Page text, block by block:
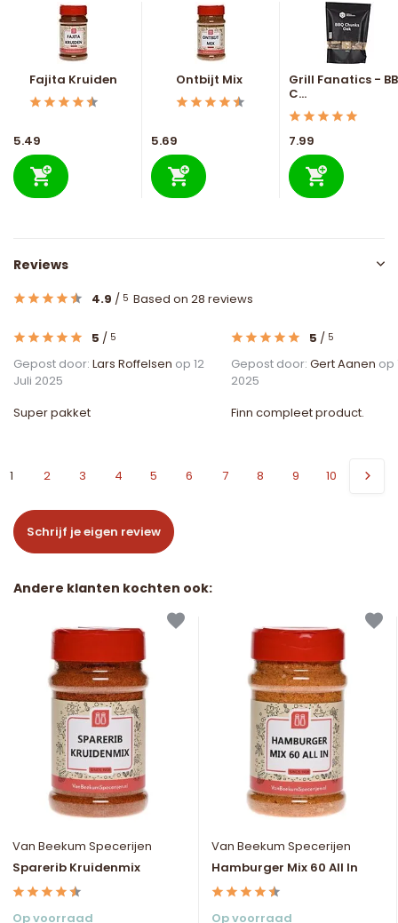
Fajita Kruiden
5.49
Ontbijt Mix
5.69
Grill Fanatics -
C...
7.99
Reviews
4.9 / 5 Based on 28 reviews
5 / 5
Gepost door: Lars Roffelsen op 12
Juli 2025
Super pakket
5 / 5
Gepost door: Gert Aanen op
2025
Finn compleet product.
1 2 3 4 5 6 7 8 9 10
Schrijf je eigen review
Andere klanten kochten ook:
Van Beekum Specerijen
Sparerib Kruidenmix
Op voorraad
Van Beekum Specerijen
Hamburger Mix 60 All In
Op voorraad